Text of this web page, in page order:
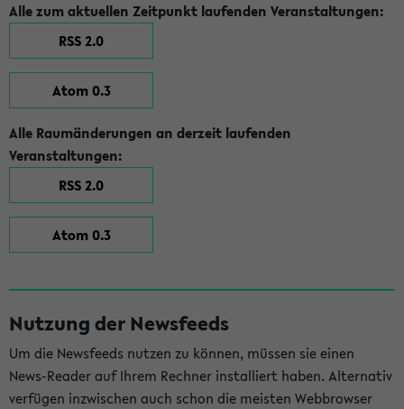
Alle zum aktuellen Zeitpunkt laufenden Veranstaltungen:
RSS 2.0
Atom 0.3
Alle Raumänderungen an derzeit laufenden
Veranstaltungen:
RSS 2.0
Atom 0.3
Nutzung der Newsfeeds
Um die Newsfeeds nutzen zu können, müssen sie einen
News-Reader auf Ihrem Rechner installiert haben. Alternativ
verfügen inzwischen auch schon die meisten Webbrowser